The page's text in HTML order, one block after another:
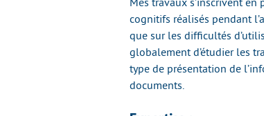
Mes travaux s’inscrivent
cognitifs réalisés pendant
que sur les difficultés
globalement d’étudier les
type de présentation de
documents.